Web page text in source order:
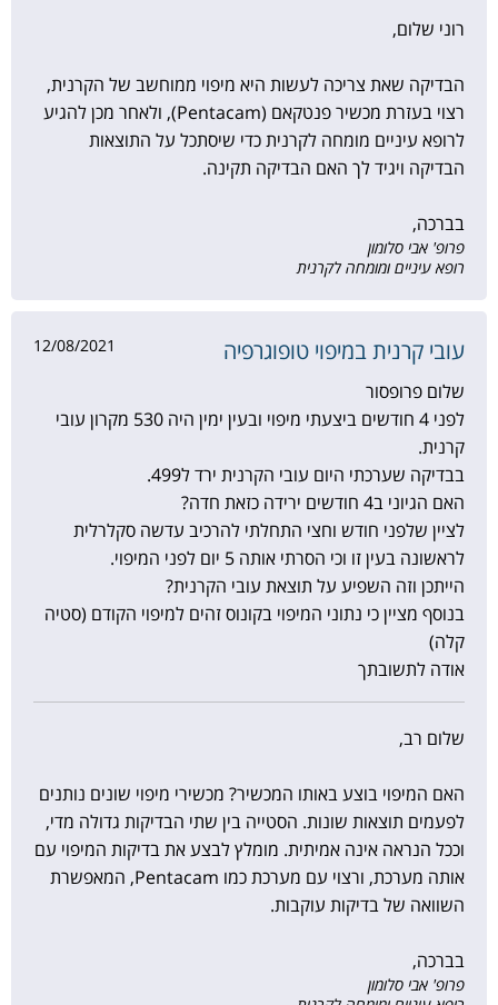
רוני שלום,
הבדיקה שאת צריכה לעשות היא מיפוי ממוחשב של הקרנית,
רצוי בעזרת מכשיר פנטקאם (Pentacam), ולאחר מכן להגיע
לרופא עיניים מומחה לקרנית כדי שיסתכל על התוצאות
הבדיקה ויגיד לך האם הבדיקה תקינה.
בברכה,
פרופ' אבי סלומון
רופא עיניים ומומחה לקרנית
עובי קרנית במיפוי טופוגרפיה 12/08/2021
שלום פרופסור
לפני 4 חודשים ביצעתי מיפוי ובעין ימין היה 530 מקרון עובי
קרנית.
בבדיקה שערכתי היום עובי הקרנית ירד ל499.
האם הגיוני ב4 חודשים ירידה כזאת חדה?
לציין שלפני חודש וחצי התחלתי להרכיב עדשה סקלרלית
לראשונה בעין זו וכי הסרתי אותה 5 יום לפני המיפוי.
הייתכן וזה השפיע על תוצאת עובי הקרנית?
בנוסף מציין כי נתוני המיפוי בקונוס זהים למיפוי הקודם (סטיה
קלה)
אודה לתשובתך
שלום רב,
האם המיפוי בוצע באותו המכשיר? מכשירי מיפוי שונים נותנים
לפעמים תוצאות שונות. הסטייה בין שתי הבדיקות גדולה מדי,
וככל הנראה אינה אמיתית. מומלץ לבצע את בדיקות המיפוי עם
אותה מערכת, ורצוי עם מערכת כמו Pentacam, המאפשרת
השוואה של בדיקות עוקבות.
בברכה,
פרופ' אבי סלומון